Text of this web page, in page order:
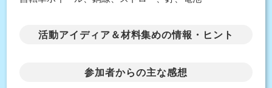
活動アイディア＆材料集めの情報・ヒント
参加者からの主な感想